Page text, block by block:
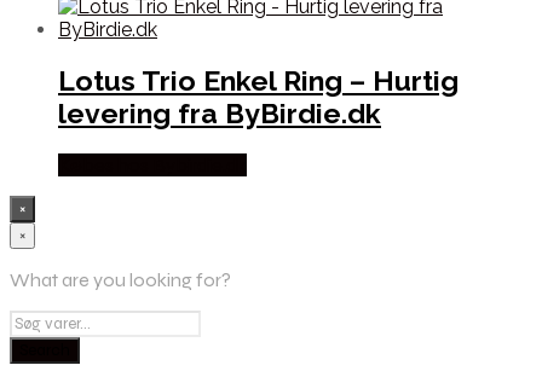
Lotus Trio Enkel Ring – Hurtig
levering fra ByBirdie.dk
×
×
What are you looking for?